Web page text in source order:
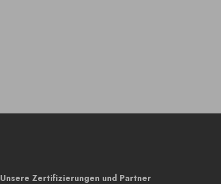
Unsere Zertifizierungen und Partner